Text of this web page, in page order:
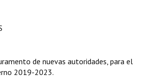
de nuevas autoridades, para el
2019-2023.